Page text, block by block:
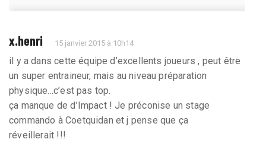
x.henri 15 janvier 2015 à 10h14
il y a dans cette équipe d’excellents joueurs , peut être
un super entraineur, mais au niveau préparation
physique...c’est pas top.
ça manque de d’Impact ! Je préconise un stage
commando à Coetquidan et j pense que ça
réveillerait !!!